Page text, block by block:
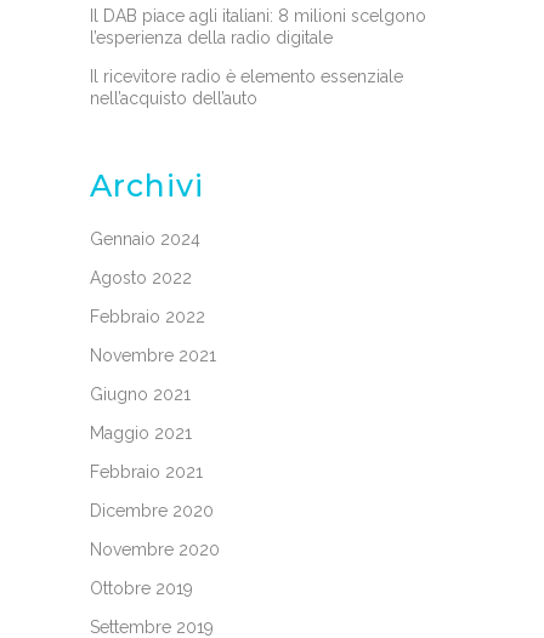
Il DAB piace agli italiani: 8 milioni scelgono
l’esperienza della radio digitale
Il ricevitore radio è elemento essenziale
nell’acquisto dell’auto
Archivi
Gennaio 2024
Agosto 2022
Febbraio 2022
Novembre 2021
Giugno 2021
Maggio 2021
Febbraio 2021
Dicembre 2020
Novembre 2020
Ottobre 2019
Settembre 2019